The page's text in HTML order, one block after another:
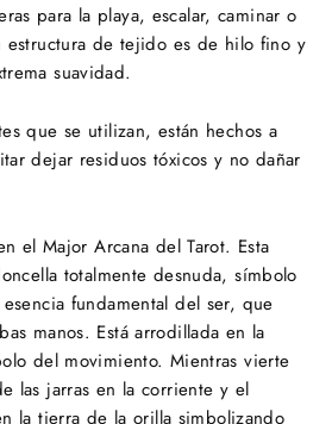
para la playa, escalar, caminar o
estructura de tejido es de hilo fino y
suavidad.
que se utilizan, están hechos a
dejar residuos tóxicos y no dañar
el Major Arcana del Tarot. Esta
totalmente desnuda, símbolo
fundamental del ser, que
manos. Está arrodillada en la
del movimiento. Mientras vierte
las jarras en la corriente y el
la tierra de la orilla simbolizando